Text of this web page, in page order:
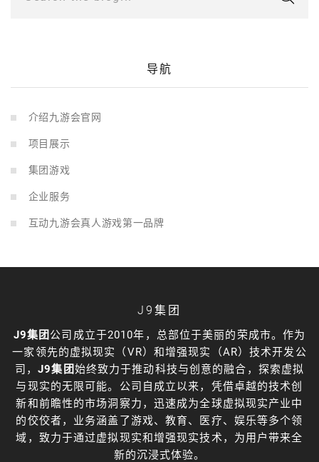
导航
介绍九游会官网
项目展示
集团游戏
企业服务
互动九游会真人游戏第一品牌
J9集团
J9集团 公司成立于2010年，总部位于美丽的荣成市。作为
一家领先的虚拟现实（VR）和增强现实（AR）技术开发公
司，J9集团始终致力于推动科技与创意的融合，探索虚拟
与现实的无限可能。公司自成立以来，凭借卓越的技术创
新和前瞻性的市场洞察力，迅速成为全球虚拟现实产业中
的佼佼者，业务涵盖了游戏、教育、医疗、娱乐等多个领
域，致力于通过虚拟现实和增强现实技术，为用户带来全
新的沉浸式体验。